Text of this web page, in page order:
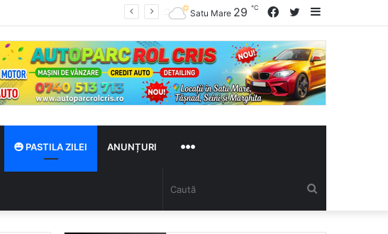
Twitter
Facebook
Satu Mare 29 ℃
PASTILA ZILEI ANUNȚURI